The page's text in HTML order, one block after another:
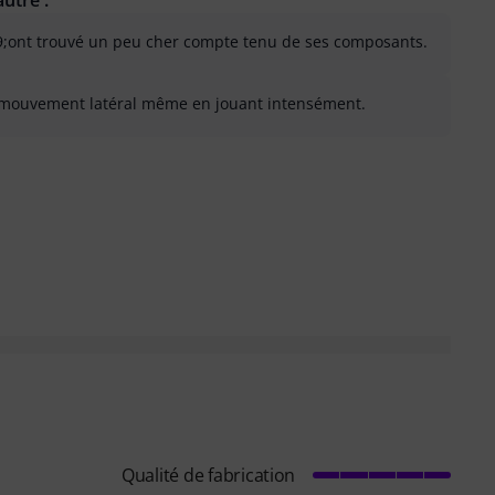
trouvé un peu cher compte tenu de ses composants.
latéral même en jouant intensément.
inutile
Qualité de fabrication